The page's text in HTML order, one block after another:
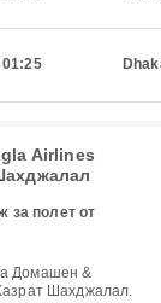
01:25
Airlines
за полет от
Шахджалал.